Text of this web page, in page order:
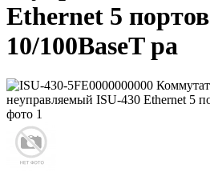
Ethernet 5 портов
10/100BaseT ра